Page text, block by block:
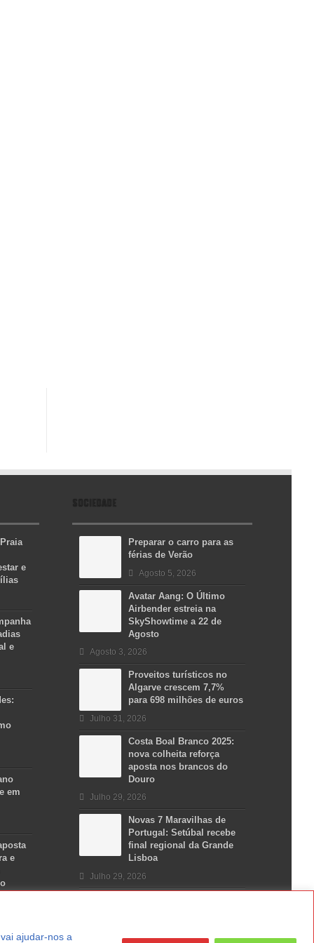
ajudar-nos a
e
e
em
e
SOCIEDADE
Preparar o carro para as
férias de Verão
Agosto 5, 2026
Avatar Aang: O Último
Airbender estreia na
SkyShowtime a 22 de
Agosto
Agosto 3, 2026
Proveitos turísticos no
Algarve crescem 7,7%
para 698 milhões de euros
Julho 31, 2026
Costa Boal Branco 2025:
nova colheita reforça
aposta nos brancos do
Douro
Julho 29, 2026
Novas 7 Maravilhas de
Portugal: Setúbal recebe
final regional da Grande
Lisboa
Julho 29, 2026